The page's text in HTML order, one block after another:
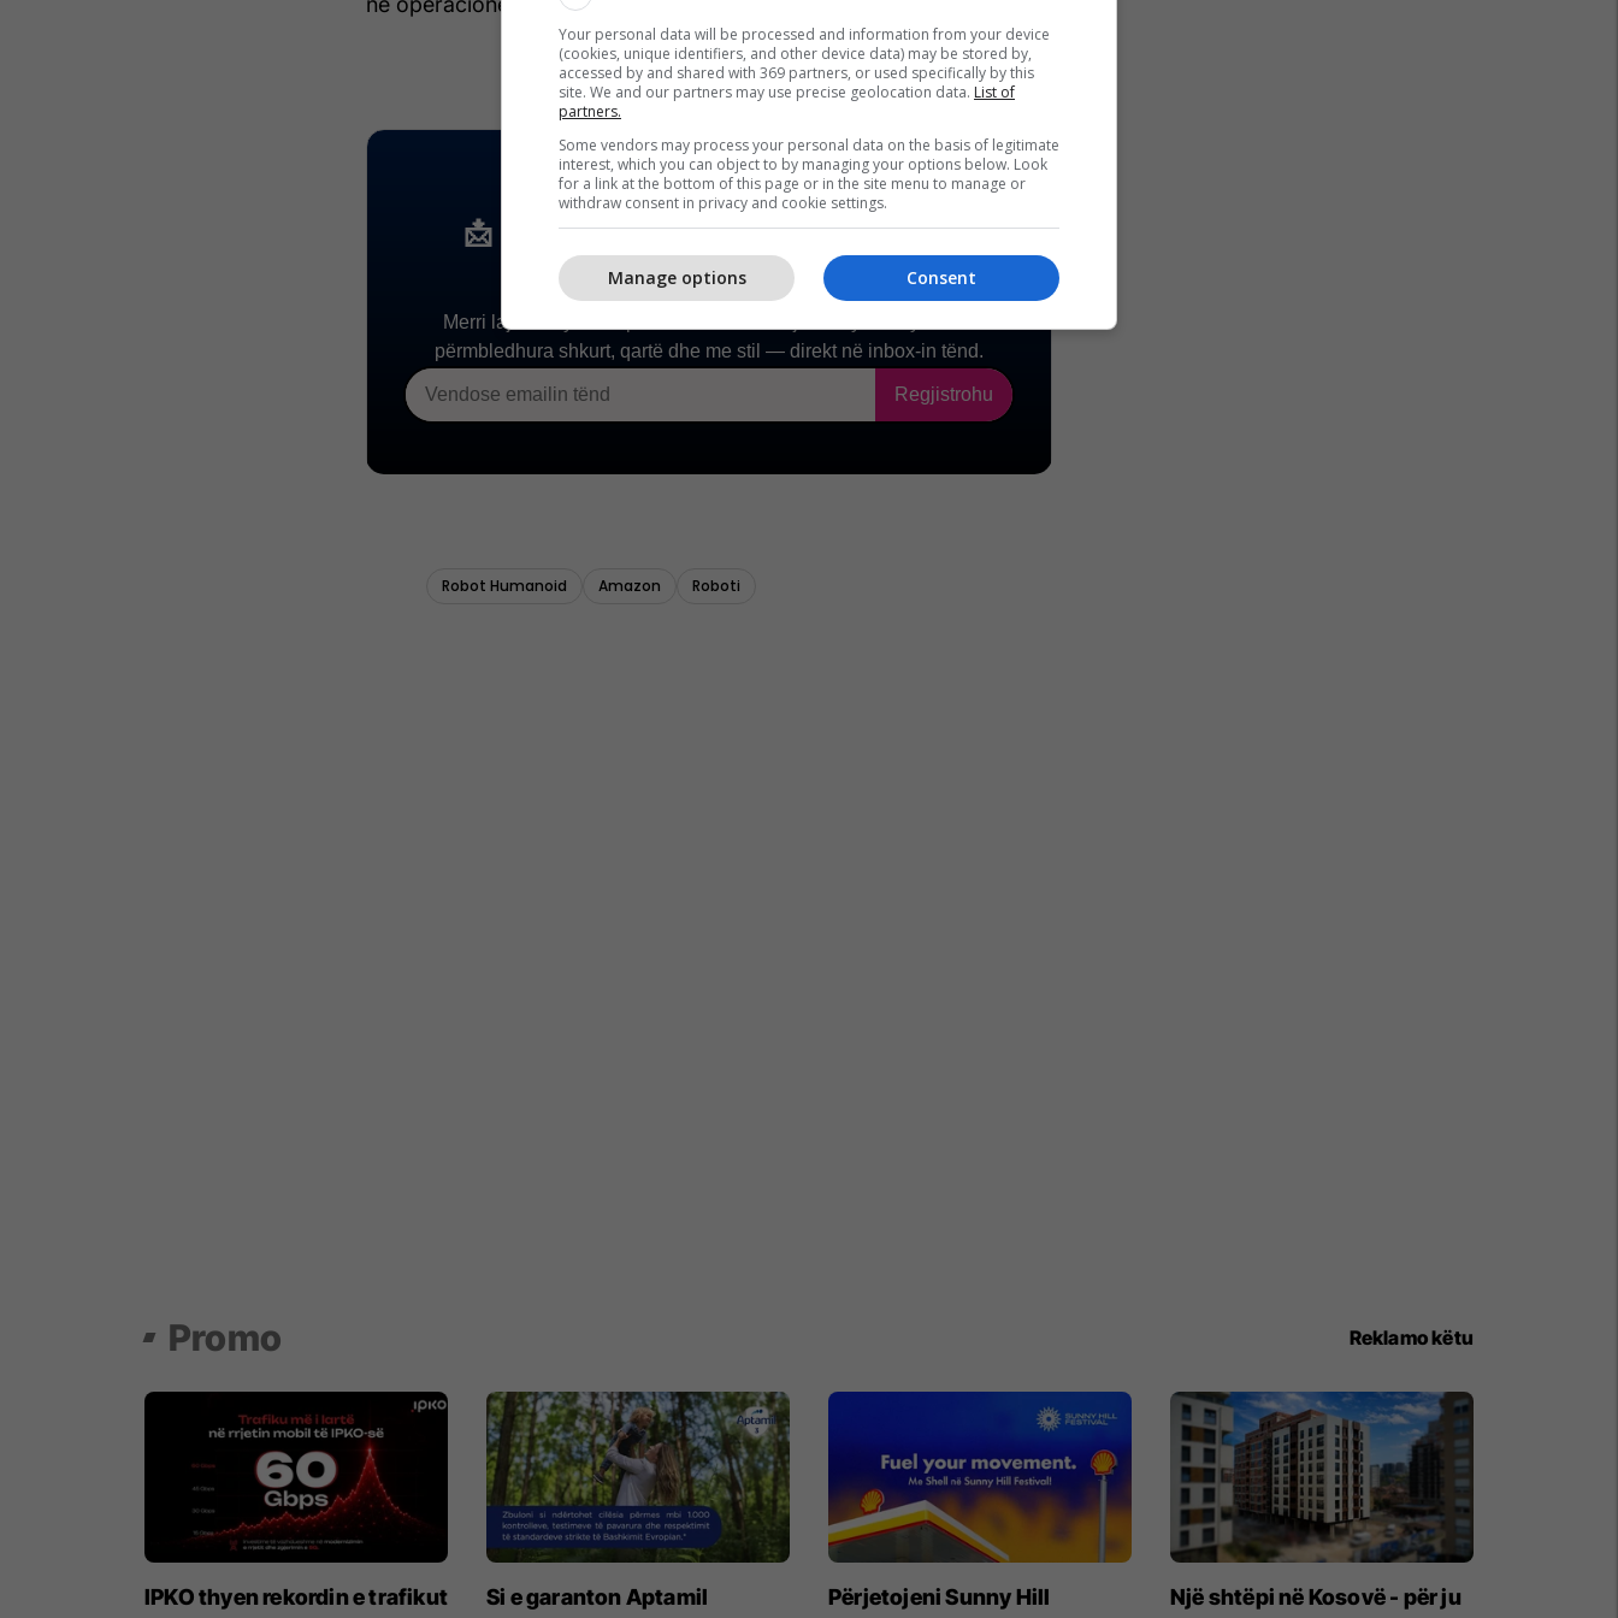
Your personal data will be processed and information from your device
(cookies, unique identifiers, and other device data) may be stored by,
accessed by and shared with 369 partners, or used specifically by this
site. We and our partners may use precise geolocation data. List of
partners.
Some vendors may process your personal data on the basis of legitimate
interest, which you can object to by managing your options below. Look
for a link at the bottom of this page or in the site menu to manage or
withdraw consent in privacy and cookie settings.
Consent
Manage options